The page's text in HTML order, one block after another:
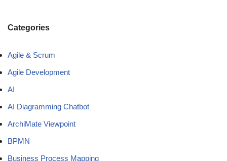
Categories
Agile & Scrum
Agile Development
AI
AI Diagramming Chatbot
ArchiMate Viewpoint
BPMN
Business Process Mapping